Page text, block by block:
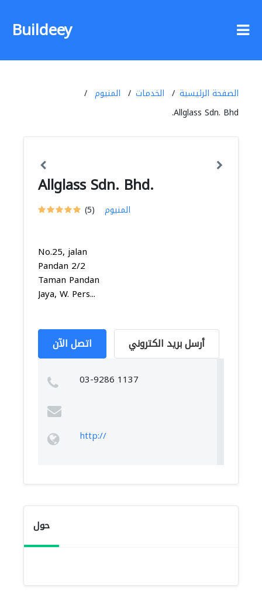
Buildeey
الصفحة الرئيسية الخدمات
المنيوم
Allglass Sdn. Bhd.
Allglass Sdn. Bhd.
(5) المنيوم
No.25, jalan
Pandan 2/2
Taman Pandan
Jaya, W. Pers...
اتصل الآن أرسل بريد الكتروني
03-9286 1137
http://
حول